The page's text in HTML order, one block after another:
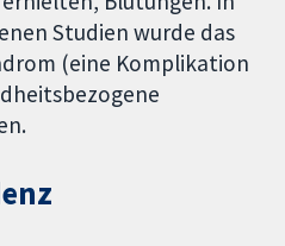
Studien wurde das
(eine Komplikation